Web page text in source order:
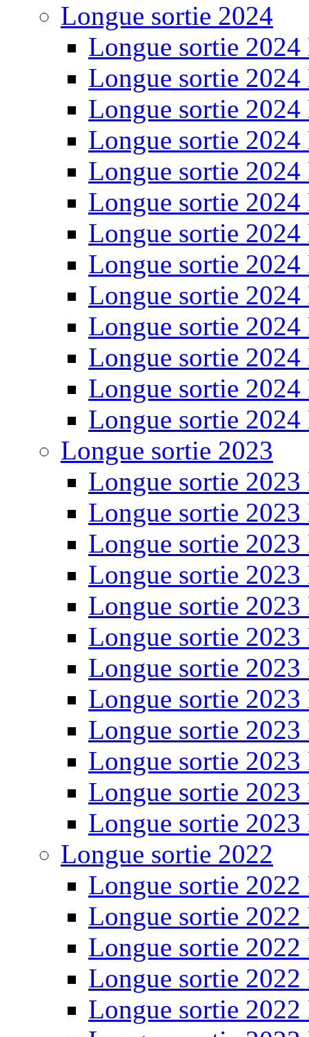
Longue sortie 2024
Longue sortie 2024
Longue sortie 2024
Longue sortie 2024
Longue sortie 2024
Longue sortie 2024
Longue sortie 2024
Longue sortie 2024
Longue sortie 2024
Longue sortie 2024
Longue sortie 2024
Longue sortie 2024
Longue sortie 2024
Longue sortie 2024
Longue sortie 2023
Longue sortie 2023
Longue sortie 2023
Longue sortie 2023
Longue sortie 2023
Longue sortie 2023
Longue sortie 2023
Longue sortie 2023
Longue sortie 2023
Longue sortie 2023
Longue sortie 2023
Longue sortie 2023
Longue sortie 2023
Longue sortie 2022
Longue sortie 2022
Longue sortie 2022
Longue sortie 2022
Longue sortie 2022
Longue sortie 2022